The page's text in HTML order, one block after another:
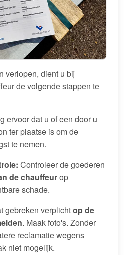
verlopen, dient u bij
de volgende stappen te
ervoor dat u of een door u
ter plaatse is om de
te nemen.
Controleer de goederen
de chauffeurop
schade.
gebreken verplichtop de
. Maak foto's. Zonder
reclamatie wegens
niet mogelijk.